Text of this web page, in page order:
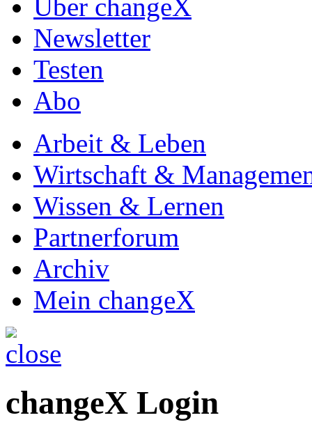
Über changeX
Newsletter
Testen
Abo
Arbeit & Leben
Wirtschaft &
Wissen & Lernen
Partnerforum
Archiv
Mein changeX
changeX Login